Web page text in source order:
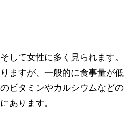
して女性に多く見られます。
ますが、一般的に食事量が低
ビタミンやカルシウムなどの
あります。